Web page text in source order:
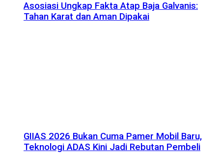
Asosiasi Ungkap Fakta Atap Baja Galvanis:
Tahan Karat dan Aman Dipakai
GIIAS 2026 Bukan Cuma Pamer Mobil Baru,
Teknologi ADAS Kini Jadi Rebutan Pembeli